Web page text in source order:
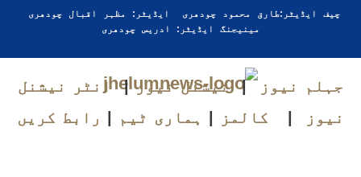
چیف ایڈیٹر:طارق محمود چودھری ایڈیٹر: مظہر اقبال چودھری
مینیجنگ ایڈیٹر: ادریس چودھری
جہلم نیوز |نیشنل نیوز|انٹر نیشنل
نیوز
| کالمز | ہماری ٹیم | رابط کریں